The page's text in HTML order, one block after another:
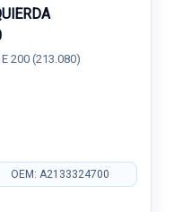
200 (213.080)
OEM: A2133324700